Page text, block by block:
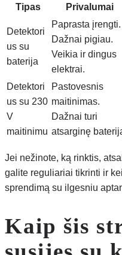
Tipas Privalumai
Detektori
us su
baterija
Paprasta įrengti.
Dažnai pigiau.
Veikia ir dingus
elektrai.
Detektori
us su 230
V
maitinimu
Pastovesnis
maitinimas.
Dažnai turi
atsarginę
Jei nežinote, ką rinktis,
galite reguliariai tikrinti ir
sprendimą su ilgesniu
Kaip šis